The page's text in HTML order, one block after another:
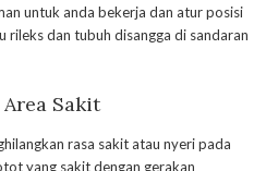
untuk anda bekerja dan atur posisi
rileks dan tubuh disangga di sandaran
Sakit
rasa sakit atau nyeri pada
yang sakit dengan gerakan